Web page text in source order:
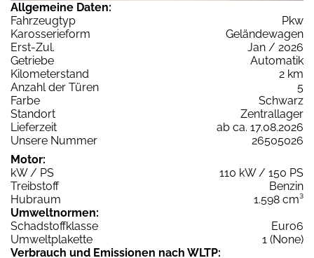
Allgemeine Daten:
Fahrzeugtyp
Pkw
Karosserieform
Geländewagen
Erst-Zul.
Jan / 2026
Getriebe
Automatik
Kilometerstand
2 km
Anzahl der Türen
5
Farbe
Schwarz
Standort
Zentrallager
Lieferzeit
ab ca. 17.08.2026
Unsere Nummer
26505026
Motor:
kW / PS
110 kW / 150 PS
Treibstoff
Benzin
Hubraum
1.598 cm³
Umweltnormen:
Schadstoffklasse
Euro6
Umweltplakette
1 (None)
Verbrauch und Emissionen nach WLTP: